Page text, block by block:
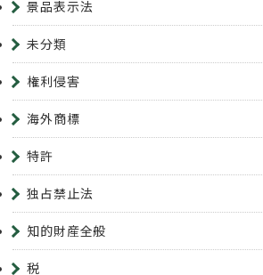
景品表示法
未分類
権利侵害
海外商標
特許
独占禁止法
知的財産全般
税